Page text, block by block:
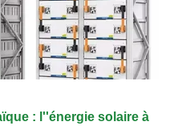
: l''énergie solaire à